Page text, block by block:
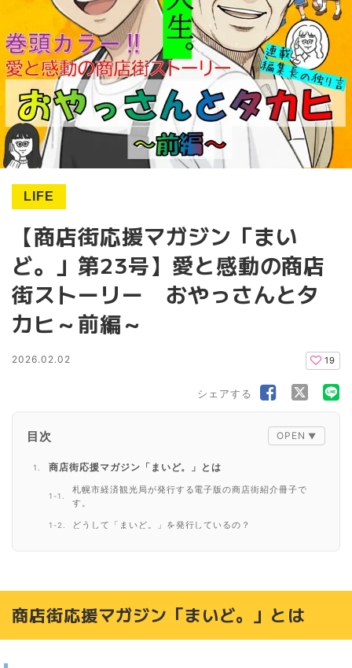
LIFE
【商店街応援マガジン「まい
ど。」第23号】愛と感動の商店
街ストーリー おやっさんとタ
カヒ～前編～
2026.02.02 19
シェアする
目次
商店街応援マガジン「まいど。」とは
札幌市経済観光局が発行する電子版の商店街紹介冊子で
す。
どうして「まいど。」を発行しているの？
商店街応援マガジン「まいど。」とは